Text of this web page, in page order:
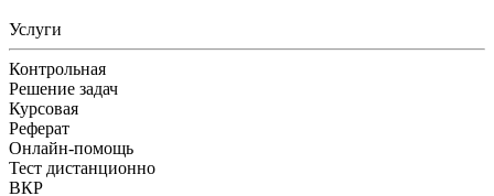
Услуги
Контрольная
Решение задач
Курсовая
Реферат
Онлайн-помощь
Тест дистанционно
ВКР